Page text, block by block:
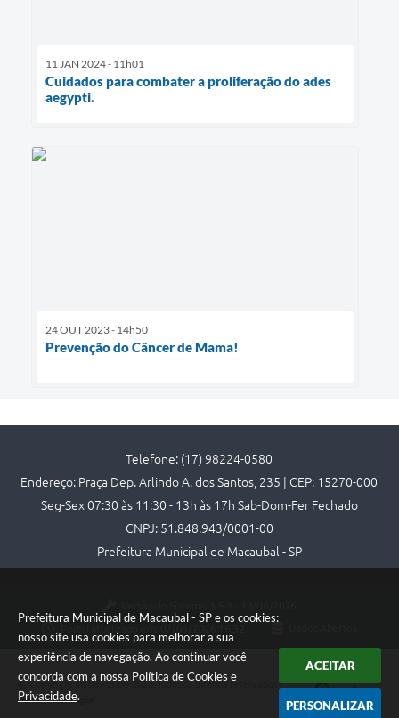
Prefeitura Municipal de Macaubal - SP e os cookies:
nosso site usa cookies para melhorar a sua
experiência de navegação. Ao continuar você
concorda com a nossa Política de Cookies e
Privacidade.
ACEITAR
PERSONALIZAR
11 JAN 2024 - 11h01
Cuidados para combater a proliferação do ades
aegypti.
24 OUT 2023 - 14h50
Prevenção do Câncer de Mama!
Telefone: (17) 98224-0580
Endereço: Praça Dep. Arlindo A. dos Santos, 235 | CEP: 15270-000
Seg-Sex 07:30 às 11:30 - 13h às 17h Sab-Dom-Fer Fechado
CNPJ: 51.848.943/0001-00
Prefeitura Municipal de Macaubal - SP
Copyright Instar - 2006-2026. Todos os direitos reservados -
Instar Tecnologia